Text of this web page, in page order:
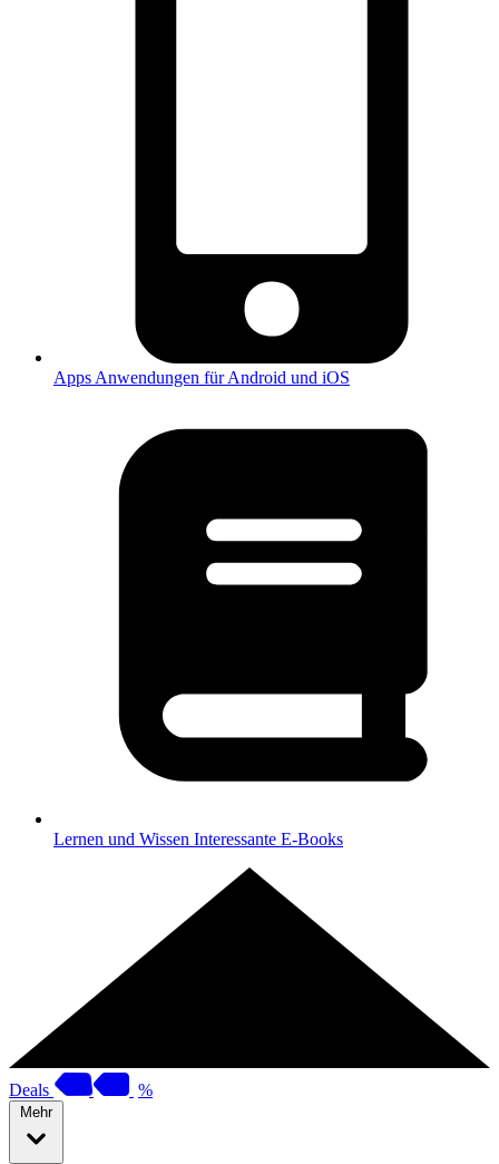
Apps Anwendungen für Android und iOS
Lernen und Wissen Interessante E-Books
Deals %
Mehr